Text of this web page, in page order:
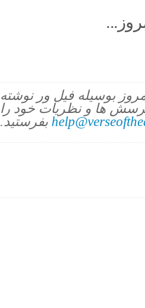
بوسیله فیل ور نوشته
ها و نظریات خود را
بفرستید.